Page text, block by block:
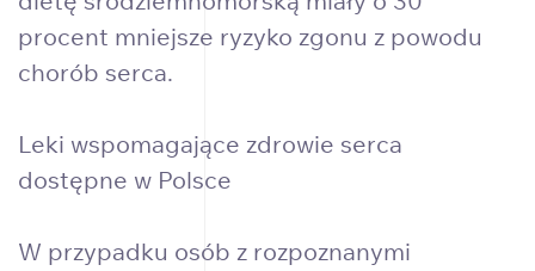
procent mniejsze ryzyko zgonu z powodu
chorób serca.
Leki wspomagające zdrowie serca
dostępne w Polsce
W przypadku osób z rozpoznanymi